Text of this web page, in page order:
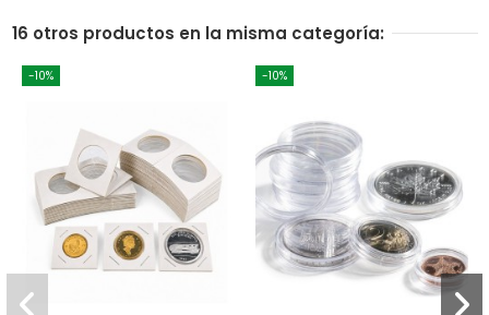
16 otros productos en la misma categoría:
-10% -10%